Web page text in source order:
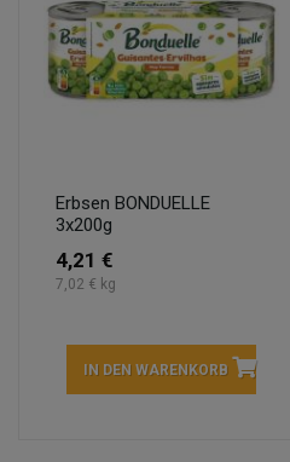
Erbsen BONDUELLE
3x200g
4,21 €
7,02 € kg
IN DEN WARENKORB